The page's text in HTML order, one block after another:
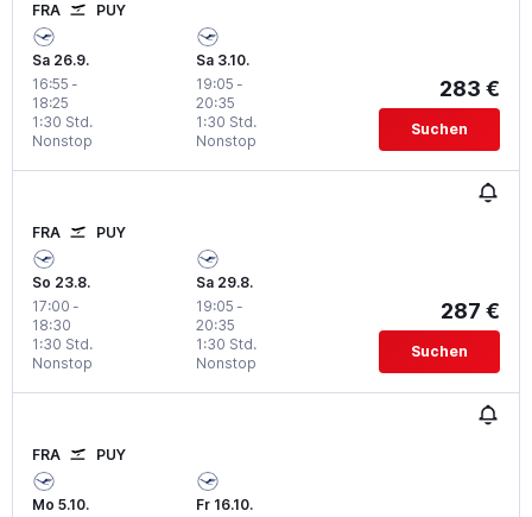
FRA PUY
Sa 26.9.
16:55 -
18:25
Nonstop
1:30 Std.
Sa 3.10.
19:05 -
20:35
Nonstop
1:30 Std.
283 €
Suchen
FRA PUY
So 23.8.
17:00 -
18:30
Nonstop
1:30 Std.
Sa 29.8.
19:05 -
20:35
Nonstop
1:30 Std.
287 €
Suchen
FRA PUY
Mo 5.10.
Fr 16.10.